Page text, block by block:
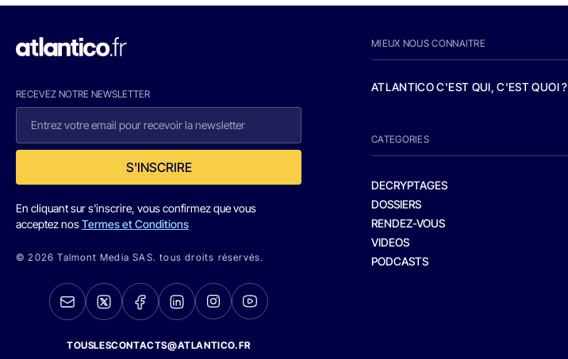
RECEVEZ NOTRE NEWSLETTER
S'INSCRIRE
En cliquant sur s'inscrire, vous confirmez que vous
acceptez nosTermes et Conditions
© 2026 Talmont Media SAS. tous droits réservés.
TOUSLESCONTACTS@ATLANTICO.FR
MIEUX NOUS CONNAITRE
ATLANTICO C'EST QUI, C'EST QUOI ?
CATEGORIES
DECRYPTAGES
DOSSIERS
RENDEZ-VOUS
VIDEOS
PODCASTS